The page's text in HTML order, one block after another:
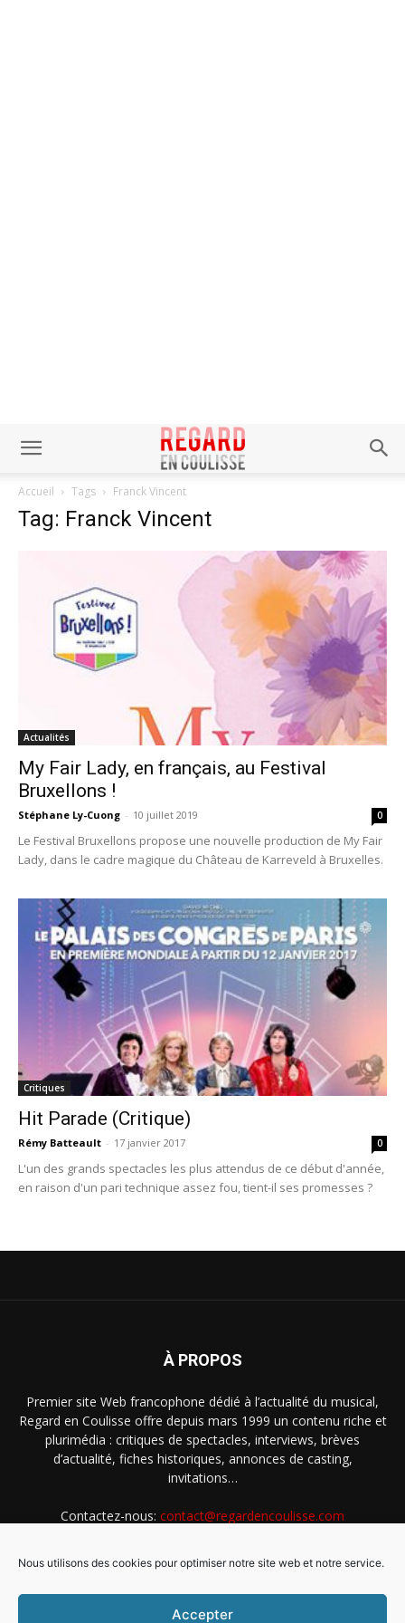
Nous utilisons des cookies pour optimiser notre site web et notre service.
Accepter
Accueil Tags Franck Vincent
Tag: Franck Vincent
Actualités
My Fair Lady, en français, au Festival
Bruxellons !
Stéphane Ly-Cuong - 10 juillet 2019 0
Le Festival Bruxellons propose une nouvelle production de My Fair
Lady, dans le cadre magique du Château de Karreveld à Bruxelles.
Critiques
Hit Parade (Critique)
Rémy Batteault - 17 janvier 2017 0
L'un des grands spectacles les plus attendus de ce début d'année,
en raison d'un pari technique assez fou, tient-il ses promesses ?
À PROPOS
Premier site Web francophone dédié à l’actualité du musical,
Regard en Coulisse offre depuis mars 1999 un contenu riche et
plurimédia : critiques de spectacles, interviews, brèves
d’actualité, fiches historiques, annonces de casting,
invitations…
Contactez-nous: contact@regardencoulisse.com